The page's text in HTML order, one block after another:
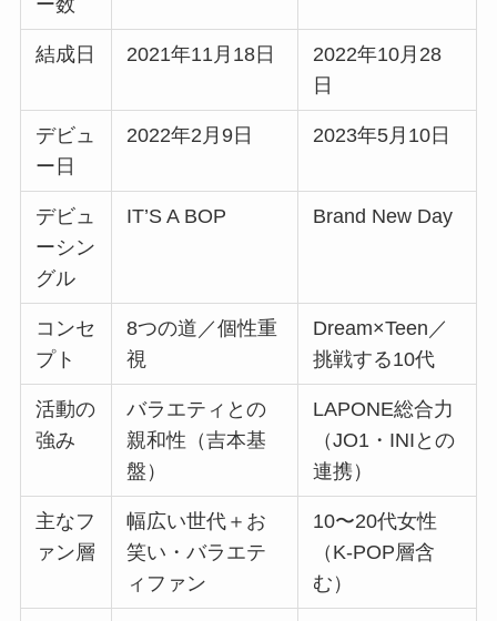
結成日 2021年11月18日
2022年10月28
日
デビュ
ー日
2022年2月9日 2023年5月10日
デビュ
ーシン
グル
IT’S A BOP Brand New Day
コンセ
プト
8つの道／個性重
視
Dream×Teen／
挑戦する10代
活動の
強み
バラエティとの
親和性（吉本基
盤）
LAPONE総合力
（JO1・INIとの
連携）
主なフ
ァン層
幅広い世代＋お
笑い・バラエテ
ィファン
10〜20代女性
（K-POP層含
む）